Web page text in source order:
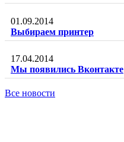
01.09.2014
Выбираем принтер
17.04.2014
Мы появились Вконтакте
Все новости